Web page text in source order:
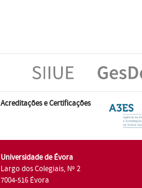
Acreditações e Certificações
Universidade de Évora
Largo dos Colegiais, Nº 2
7004-516 Évora